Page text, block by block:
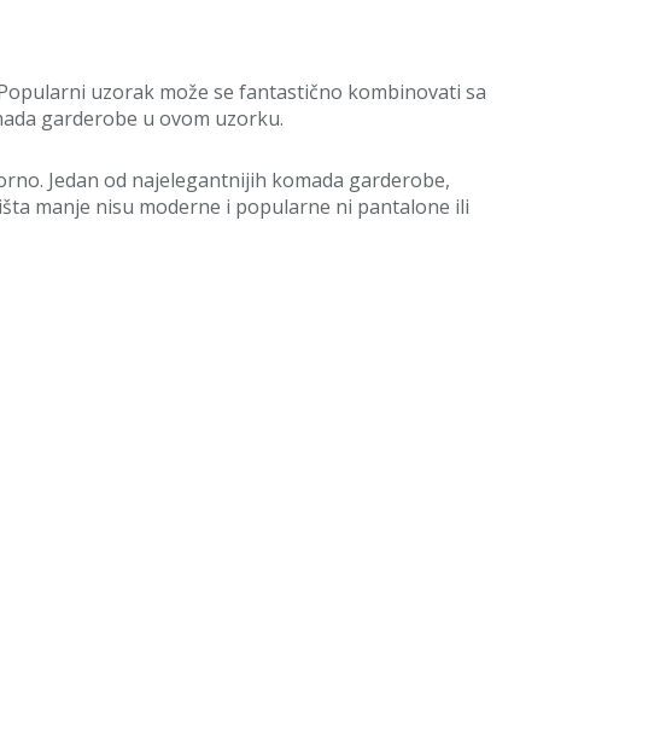
uzorak može se fantastično kombinovati sa
garderobe u ovom uzorku.
Jedan od najelegantnijih komada garderobe,
manje nisu moderne i popularne ni pantalone ili